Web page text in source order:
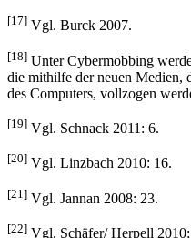
[17] Vgl. Burck 2007.
[18] Unter Cybermobbing
die mithilfe der neuen Medien,
des Computers, vollzogen
[19] Vgl. Schnack 2011: 6.
[20] Vgl. Linzbach 2010: 16.
[21] Vgl. Jannan 2008: 23.
[22] Vgl. Schäfer/ Herpell